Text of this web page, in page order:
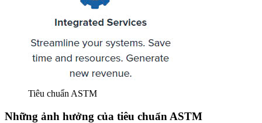
Tiêu chuẩn ASTM
Những ảnh hưởng của tiêu chuẩn ASTM